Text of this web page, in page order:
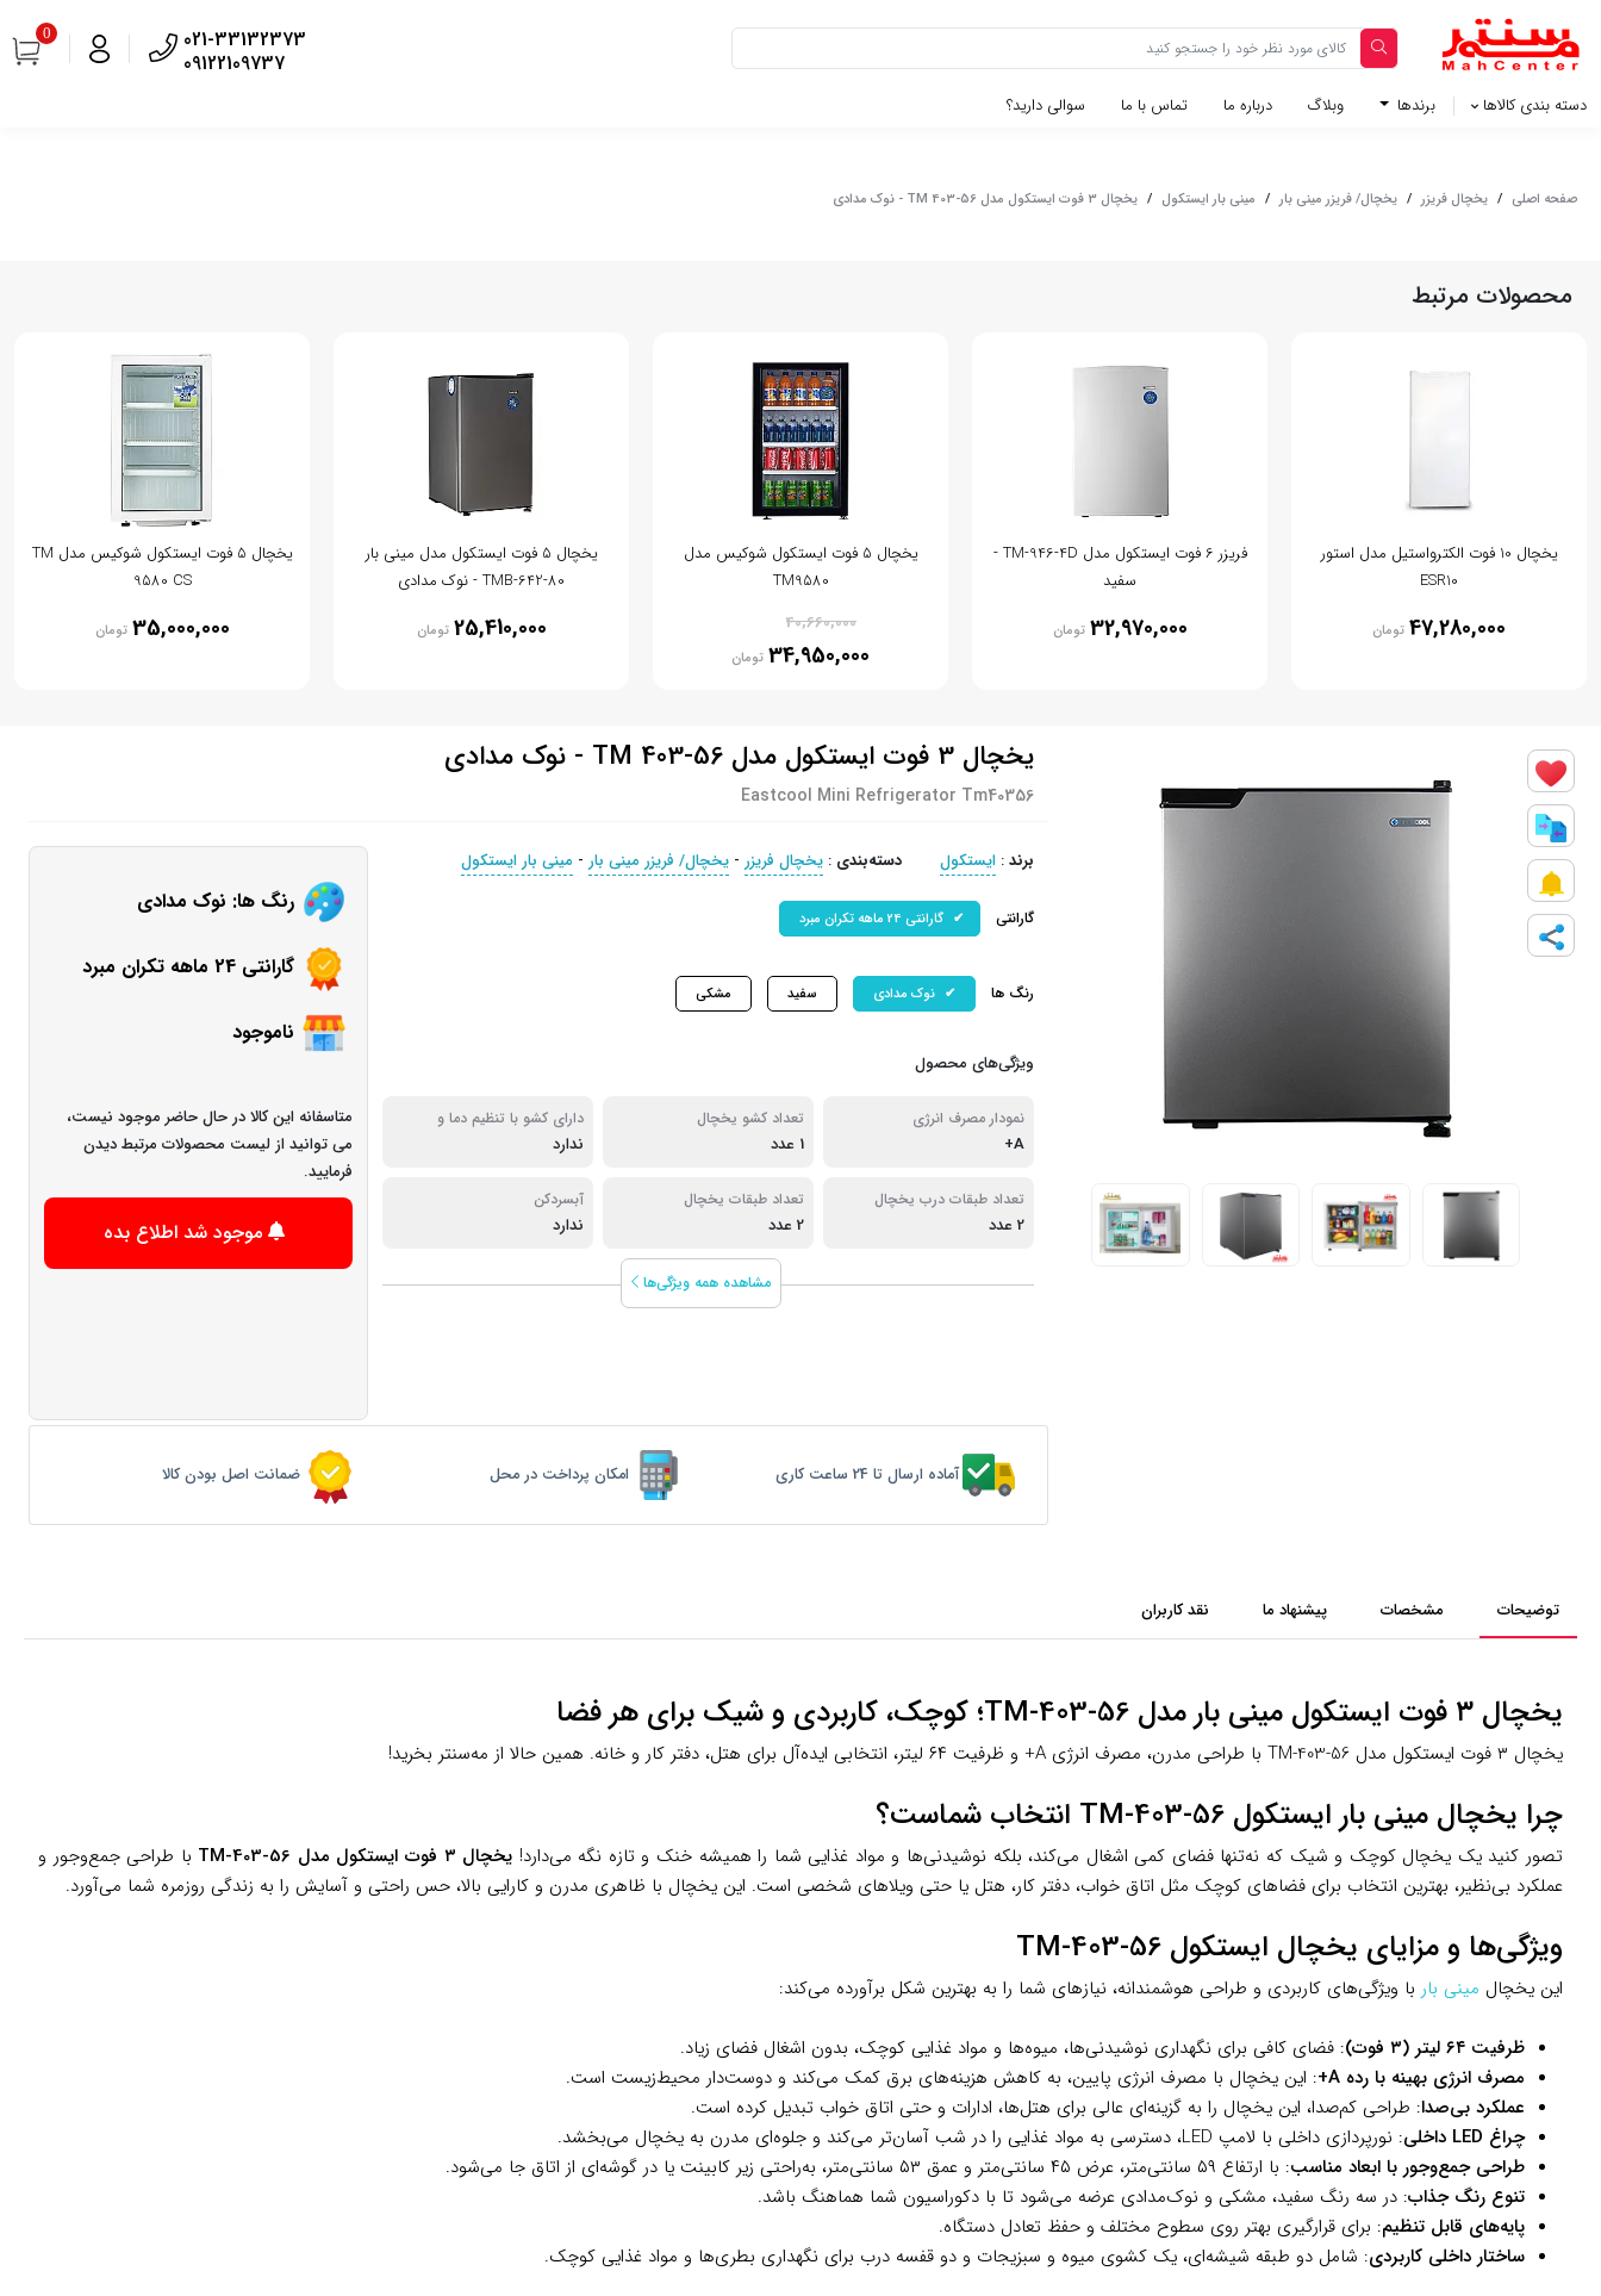
021-33132373
09122109737
0
دسته بندی کالاها برندها وبلاگ‌ درباره ما تماس با ما سوالی دارید؟
صفحه اصلی / یخچال فریزر / یخچال/ فریزر مینی بار / مینی بار ایستکول / یخچال 3 فوت ایستکول مدل TM 403-56 - نوک مدادی
محصولات مرتبط
یخچال 10 فوت الکترواستیل مدل استور
ESR10
47,280,000 تومان
فریزر 6 فوت ایستکول مدل TM-946-4D -
سفید
32,970,000 تومان
یخچال 5 فوت ایستکول شوکیس مدل
TM9580
40,660,000
34,950,000 تومان
یخچال 5 فوت ایستکول مدل مینی بار
TMB-642-80 - نوک مدادی
25,410,000 تومان
یخچال 5 فوت ایستکول شوکیس مدل TM
9580 CS
35,000,000 تومان
یخچال 3 فوت ایستکول مدل TM 403-56 - نوک مدادی
Eastcool Mini Refrigerator Tm40356
برند: ایستکول دسته‌بندی : یخچال فریزر - یخچال/ فریزر مینی بار - مینی بار ایستکول
گارانتی گارانتی 24 ماهه تکران مبرد
رنگ ها نوک مدادی سفید مشکی
ویژگی‌های محصول
نمودار مصرف انرژی
A+
تعداد کشو یخچال
1 عدد
دارای کشو با تنظیم دما و
رطوبت
ندارد
تعداد طبقات درب یخچال
2 عدد
تعداد طبقات یخچال
2 عدد
آبسردکن
ندارد
مشاهده همه ویژگی‌ها
رنگ ها: نوک مدادی
گارانتی 24 ماهه تکران مبرد
ناموجود
متاسفانه این کالا در حال حاضر موجود نیست،
می توانید از لیست محصولات مرتبط دیدن
فرمایید.
موجود شد اطلاع بده
آماده ارسال تا 24 ساعت کاری امکان پرداخت در محل ضمانت اصل بودن کالا
توضیحات مشخصات پیشنهاد ما نقد کاربران
یخچال ۳ فوت ایستکول مینی بار مدل TM-403-56؛ کوچک، کاربردی و شیک برای هر فضا
یخچال ۳ فوت ایستکول مدل TM-403-56 با طراحی مدرن، مصرف انرژی A+ و ظرفیت ۶۴ لیتر، انتخابی ایده‌آل برای هتل، دفتر کار و خانه. همین حالا از مه‌سنتر بخرید!
چرا یخچال مینی بار ایستکول TM-403-56 انتخاب شماست؟
تصور کنید یک یخچال کوچک و شیک که نه‌تنها فضای کمی اشغال می‌کند، بلکه نوشیدنی‌ها و مواد غذایی شما را همیشه خنک و تازه نگه می‌دارد! یخچال ۳ فوت ایستکول مدل TM-403-56
با طراحی جمع‌وجور و
عملکرد بی‌نظیر، بهترین انتخاب برای فضاهای کوچک مثل اتاق خواب، دفتر کار، هتل یا حتی ویلاهای شخصی است. این یخچال با ظاهری مدرن و کارایی بالا، حس راحتی و آسایش را به زندگی روزمره شما می‌آورد.
ویژگی‌ها و مزایای یخچال ایستکول TM-403-56
این یخچال مینی بار با ویژگی‌های کاربردی و طراحی هوشمندانه، نیازهای شما را به بهترین شکل برآورده می‌کند:
ظرفیت ۶۴ لیتر (۳ فوت)
: فضای کافی برای نگهداری نوشیدنی‌ها، میوه‌ها و مواد غذایی کوچک، بدون اشغال فضای زیاد.
مصرف انرژی بهینه با رده A+
: این یخچال با مصرف انرژی پایین، به کاهش هزینه‌های برق کمک می‌کند و دوست‌دار محیط‌زیست است.
عملکرد بی‌صدا: طراحی کم‌صدا، این یخچال را به گزینه‌ای عالی برای هتل‌ها، ادارات و حتی اتاق خواب تبدیل کرده است.
چراغ LED داخلی
: نورپردازی داخلی با لامپ LED، دسترسی به مواد غذایی را در شب آسان‌تر می‌کند و جلوه‌ای مدرن به یخچال می‌بخشد.
طراحی جمع‌وجور با ابعاد مناسب: با ارتفاع ۵۹ سانتی‌متر، عرض ۴۵ سانتی‌متر و عمق ۵۳ سانتی‌متر، به‌راحتی زیر کابینت یا در گوشه‌ای از اتاق جا می‌شود.
تنوع رنگ جذاب: در سه رنگ سفید، مشکی و نوک‌مدادی عرضه می‌شود تا با دکوراسیون شما هماهنگ باشد.
پایه‌های قابل تنظیم: برای قرارگیری بهتر روی سطوح مختلف و حفظ تعادل دستگاه.
ساختار داخلی کاربردی: شامل دو طبقه شیشه‌ای، یک کشوی میوه و سبزیجات و دو قفسه درب برای نگهداری بطری‌ها و مواد غذایی کوچک.